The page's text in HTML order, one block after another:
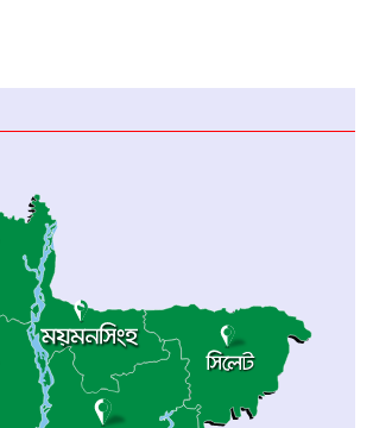
সভাপতি শহিদুল হক টিপু, সিনি: সহ সভাপতি
চীনের হস্তশিল্প এখন ইউনেস্কোর বিশ্ব ঐতিহ্য
মেজর হাফিজ অস্থায়ী রাষ্ট্রপতি নির্বাচিত হওয়ায়
তজুমদ্দিনে আনন্দ মিছিল